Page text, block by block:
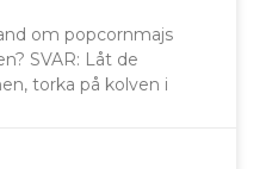
om popcornmajs
SVAR: Låt de
torka på kolven i